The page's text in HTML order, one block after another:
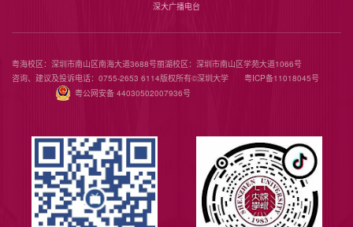
深大广播电台
粤海校区：深圳市南山区南海大道3688号丽湖校区：深圳市南山区学苑大道1066号
咨询、建议及投诉电话：0755-2653 6114版权所有©️深圳大学 粤ICP备11018045号
粤公网安备 44030502007936号